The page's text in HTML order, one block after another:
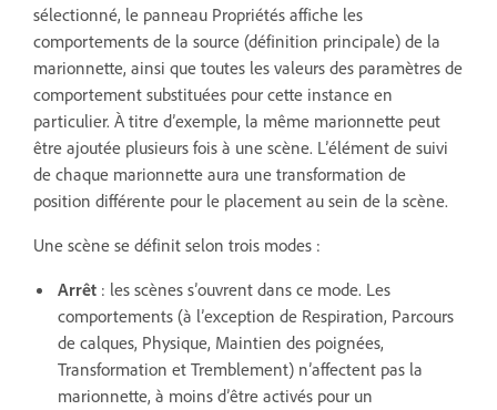
sélectionné, le panneau Propriétés affiche les
comportements de la source (définition principale) de la
marionnette, ainsi que toutes les valeurs des paramètres de
comportement substituées pour cette instance en
particulier. À titre d’exemple, la même marionnette peut
être ajoutée plusieurs fois à une scène. L’élément de suivi
de chaque marionnette aura une transformation de
position différente pour le placement au sein de la scène.
Une scène se définit selon trois modes :
Arrêt : les scènes s’ouvrent dans ce mode. Les
comportements (à l’exception de Respiration, Parcours
de calques, Physique, Maintien des poignées,
Transformation et Tremblement) n’affectent pas la
marionnette, à moins d’être activés pour un